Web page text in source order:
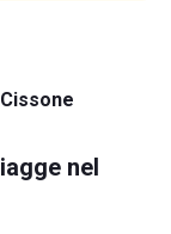
Cissone
nel